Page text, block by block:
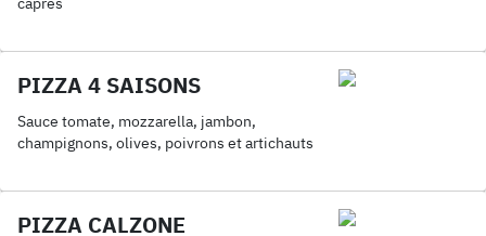
PIZZA 4 SAISONS
Sauce tomate, mozzarella, jambon,
champignons, olives, poivrons et artichauts
PIZZA CALZONE